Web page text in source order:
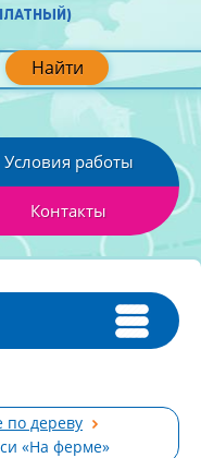
Найти
Условия работы
Контакты
по дереву
«На ферме»